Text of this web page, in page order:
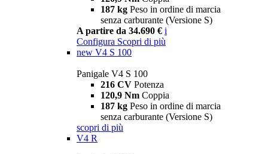
187 kg Peso in ordine di marcia
senza carburante (Versione S)
A partire da 34.690 € i
Configura Scopri di più
new V4 S 100
Panigale V4 S 100
216 CV Potenza
120,9 Nm Coppia
187 kg Peso in ordine di marcia
senza carburante (Versione S)
scopri di più
V4 R